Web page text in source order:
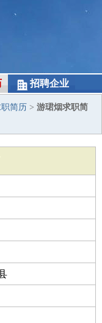
招聘企业
简历 > 游珺烟求职简